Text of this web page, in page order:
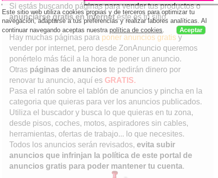
Si estás buscando páginas para vender tus productos o
anunciarse gratis en interneteste es tu sitio.
Hay muchas páginas para poner anuncios gratis y
vender por internet, pero desde ZonAnuncio queremos
ponértelo más fácil a la hora de poner un anuncio.
Otras páginas de anuncios te pedirán dinero por
renovar tu anuncio, aquí es GRATIS.
Pasa el ratón sobre el tablón de anuncios y pincha en la
categoria que quieras para ver los anuncios publicados.
Utiliza el buscador y busca lo que quieras en tu zona,
desde pisos, coches, motos, aspiradores sin cables,
herramientas, ofertas de trabajo... lo que necesites.
Todos los anuncios serán revisados,evita subir
anuncios que infrinjan la política de este portal de
anuncios gratis para poder mantener tu cuenta.
Este sitio web utiliza cookies propias y de terceros para optimizar tu
navegación, adaptarse a tus preferencias y realizar labores analíticas. Al
continuar navegando aceptas nuestrapolítica de cookies. Aceptar